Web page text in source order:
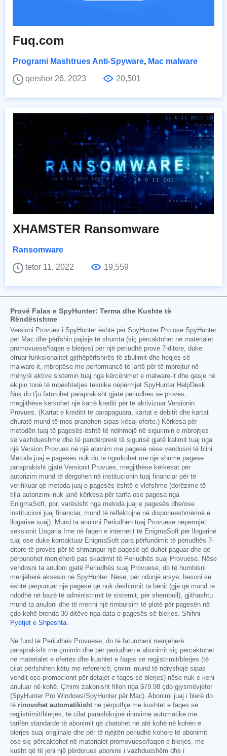
Fuq.com
Programi Mashtrues Anti-Spyware, Mac malware
qershor 26, 2023
20,501
XHAMSTER Ransomware
Ransomware
tetor 11, 2022
19,559
Provë Falas e SpyHunter: Terma dhe Kushte të
Rëndësishme
Versioni Provues i SpyHunter është për SpyHunter Pro ose SpyHunter
për Mac dhe përfshin pajisje të shumta (siç përcaktohet në materialet
promovuese/faqen e blerjes) për një periudhë prove 7-ditore, duke
ofruar funksionalitet gjithëpërfshirës të zbulimit dhe heqjes së
malware-it, mbrojtëse me performancë të lartë për të mbrojtur në
mënyrë aktive sistemin tuaj nga kërcënimet e malware-it dhe qasje në
ekipin tonë të mbështetjes teknike nëpërmjet SpyHunter HelpDesk.
Nuk do t'ju faturohet paraprakisht gjatë periudhës së provës,
megjithëse kërkohet një kartë krediti për të aktivizuar Versionin
Provues. (Kartat e kreditit të parapaguara, kartat e debitit dhe kartat
dhuratë mund të mos pranohen sipas kësaj oferte.) Kërkesa për
metodën tuaj të pagesës është të ndihmojë në sigurimin e mbrojtjes
së vazhdueshme dhe të pandërprerë të sigurisë gjatë kalimit tuaj nga
një Version Provues në një abonim me pagesë nëse vendosni të blini.
Metoda juaj e pagesës nuk do të ngarkohet me një shumë pagese
paraprakisht gjatë Versionit Provues, megjithëse kërkesat për
autorizim mund të dërgohen në institucionin tuaj financiar për të
verifikuar që metoda juaj e pagesës është e vlefshme (dorëzime të
tilla autorizimi nuk janë kërkesa për tarifa ose pagesa nga
EnigmaSoft, por, varësisht nga metoda juaj e pagesës dhe/ose
institucioni juaj financiar, mund të reflektojnë në disponueshmërinë e
llogarisë suaj). Mund ta anuloni Periudhën tuaj Provuese nëpërmjet
seksionit Llogaria Ime në faqen e internetit të EnigmaSoft për llogarinë
tuaj ose duke kontaktuar EnigmaSoft para përfundimit të periudhës 7-
ditore të provës për të shmangur një pagesë që duhet paguar dhe që
përpunohet menjëherë pas skadimit të Periudhës suaj Provuese. Nëse
vendosni ta anuloni gjatë Periudhës suaj Provuese, do të humbisni
menjëherë aksesin në SpyHunter. Nëse, për ndonjë arsye, besoni se
është përpunuar një pagesë që nuk dëshironit ta bënit (gjë që mund të
ndodhë në bazë të administrimit të sistemit, për shembull), gjithashtu
mund ta anuloni dhe të merrni një rimbursim të plotë për pagesën në
çdo kohë brenda 30 ditëve nga data e pagesës së blerjes. Shihni
Pyetjet e Shpeshta.
Në fund të Periudhës Provuese, do të faturoheni menjëherë
paraprakisht me çmimin dhe për periudhën e abonimit siç përcaktohet
në materialet e ofertës dhe kushtet e faqes së regjistrimit/blerjes (të
cilat përfshihen këtu me referencë; çmimi mund të ndryshojë sipas
vendit ose promocionit për detajet e faqes së blerjes) nëse nuk e keni
anuluar në kohë. Çmimi zakonisht fillon nga $79.98 çdo gjysmëvjetor
(SpyHunter Pro Windows/SpyHunter për Mac). Abonimi juaj i blerë do
të rinovohet automatikisht në përputhje me kushtet e faqes së
regjistrimit/blerjes, të cilat parashikojnë rinovime automatike me
tarifën standarde të abonimit që zbatohet në atë kohë në kohën e
blerjes suaj origjinale dhe për të njëjtën periudhë kohore të abonimit
ose siç përcaktohet në materialet promovuese/faqen e blerjes, me
kusht që të jeni një përdorues abonimi i vazhdueshëm dhe i